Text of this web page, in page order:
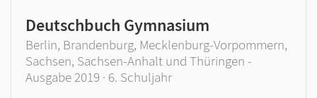
Deutschbuch Gymnasium
Berlin, Brandenburg, Mecklenburg-Vorpommern,
Sachsen, Sachsen-Anhalt und Thüringen -
Ausgabe 2019 · 6. Schuljahr